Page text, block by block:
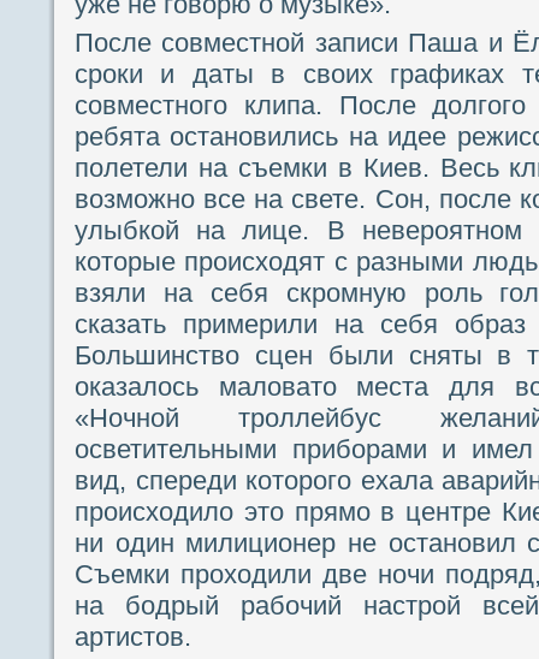
После совместной записи Паша и
сроки и даты в своих графиках
совместного клипа. После
ребята остановились на идее
полетели на съемки в Киев. Весь
возможно все на свете. Сон, после
улыбкой на лице. В невероятном
которые происходят с разными
взяли на себя скромную роль
сказать примерили на себя образ
Большинство сцен были сняты в
оказалось маловато места для
«Ночной троллейбус
осветительными приборами и
вид, спереди которого ехала
происходило это прямо в центре
ни один милиционер не остановил
Съемки проходили две ночи
на бодрый рабочий настрой
артистов.